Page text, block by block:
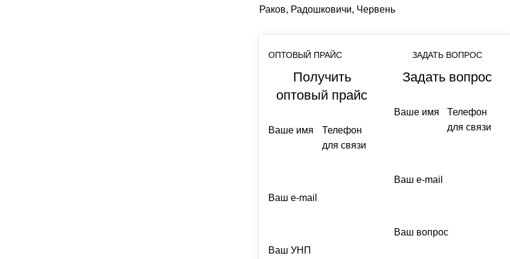
Раков, Радошковичи, Червень
ОПТОВЫЙ ПРАЙС
Получить
оптовый прайс
Ваше имя
Телефон
для связи
Ваш e-mail
Ваш УНП
ЗАДАТЬ ВОПРОС
Задать вопрос
Ваше имя
Телефон
для связи
Ваш e-mail
Ваш вопрос